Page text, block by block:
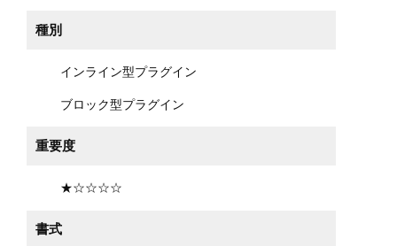
種別
インライン型プラグイン
ブロック型プラグイン
重要度
★☆☆☆☆
書式